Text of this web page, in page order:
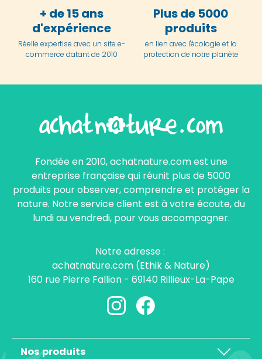
+ de 15 ans
d'expérience
Réelle expertise avec un site e-
commerce datant de 2010
Plus de 5000
produits
en lien avec l'écologie et la
protection de notre planète
Fondée en 2010, achatnature.com est une
entreprise française qui réunit plus de 5000
produits pour observer, comprendre et protéger la
nature. Notre service client est à votre écoute, du
lundi au vendredi, pour vous accompagner.
Notre adresse :
achatnature.com (Ethik & Nature)
160 rue Pierre Fallion - 69140 Rillieux-La-Pape
Nos produits